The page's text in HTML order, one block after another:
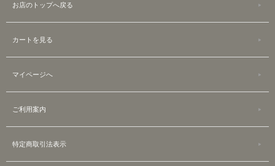
お店のトップへ戻る
カートを見る
マイページへ
ご利用案内
特定商取引法表示